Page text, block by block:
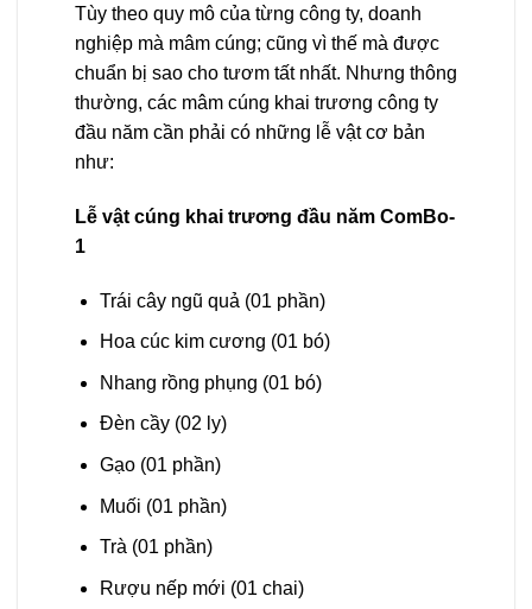
Tùy theo quy mô của từng công ty, doanh
nghiệp mà mâm cúng; cũng vì thế mà được
chuẩn bị sao cho tươm tất nhất. Nhưng thông
thường, các mâm cúng khai trương công ty
đầu năm cần phải có những lễ vật cơ bản
như:
Lễ vật cúng khai trương đầu năm ComBo-
1
Trái cây ngũ quả (01 phần)
Hoa cúc kim cương (01 bó)
Nhang rồng phụng (01 bó)
Đèn cầy (02 ly)
Gạo (01 phần)
Muối (01 phần)
Trà (01 phần)
Rượu nếp mới (01 chai)